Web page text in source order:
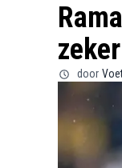
door